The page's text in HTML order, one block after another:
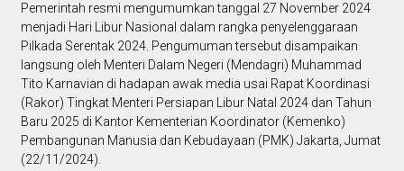
Pemerintah resmi mengumumkan tanggal 27 November 2024
menjadi Hari Libur Nasional dalam rangka penyelenggaraan
Pilkada Serentak 2024. Pengumuman tersebut disampaikan
langsung oleh Menteri Dalam Negeri (Mendagri) Muhammad
Tito Karnavian di hadapan awak media usai Rapat Koordinasi
(Rakor) Tingkat Menteri Persiapan Libur Natal 2024 dan Tahun
Baru 2025 di Kantor Kementerian Koordinator (Kemenko)
Pembangunan Manusia dan Kebudayaan (PMK) Jakarta, Jumat
(22/11/2024).